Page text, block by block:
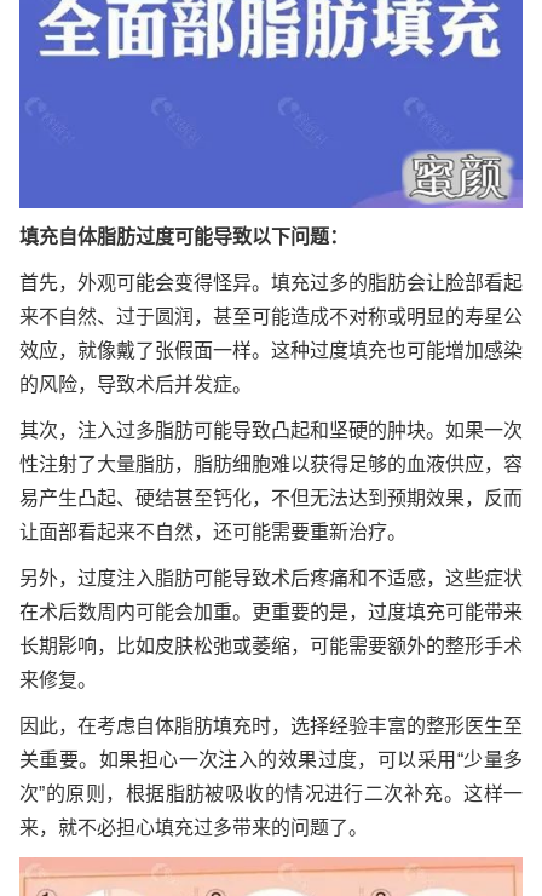
填充自体脂肪过度可能导致以下问题：
首先，外观可能会变得怪异。填充过多的脂肪会让脸部看起
来不自然、过于圆润，甚至可能造成不对称或明显的寿星公
效应，就像戴了张假面一样。这种过度填充也可能增加感染
的风险，导致术后并发症。
其次，注入过多脂肪可能导致凸起和坚硬的肿块。如果一次
性注射了大量脂肪，脂肪细胞难以获得足够的血液供应，容
易产生凸起、硬结甚至钙化，不但无法达到预期效果，反而
让面部看起来不自然，还可能需要重新治疗。
另外，过度注入脂肪可能导致术后疼痛和不适感，这些症状
在术后数周内可能会加重。更重要的是，过度填充可能带来
长期影响，比如皮肤松弛或萎缩，可能需要额外的整形手术
来修复。
因此，在考虑自体脂肪填充时，选择经验丰富的整形医生至
关重要。如果担心一次注入的效果过度，可以采用“少量多
次”的原则，根据脂肪被吸收的情况进行二次补充。这样一
来，就不必担心填充过多带来的问题了。